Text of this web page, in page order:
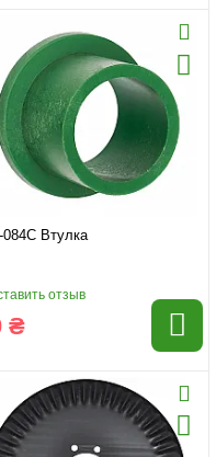
084C Втулка
отзыв
₴